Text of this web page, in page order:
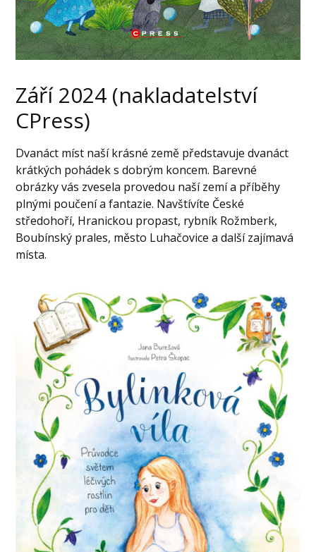
Září 2024 (nakladatelství
CPress)
Dvanáct míst naší krásné země představuje dvanáct
krátkých pohádek s dobrým koncem. Barevné
obrázky vás zvesela provedou naší zemí a příběhy
plnými poučení a fantazie. Navštívíte České
středohoří, Hranickou propast, rybník Rožmberk,
Boubínský prales, město Luhačovice a další zajímavá
místa.